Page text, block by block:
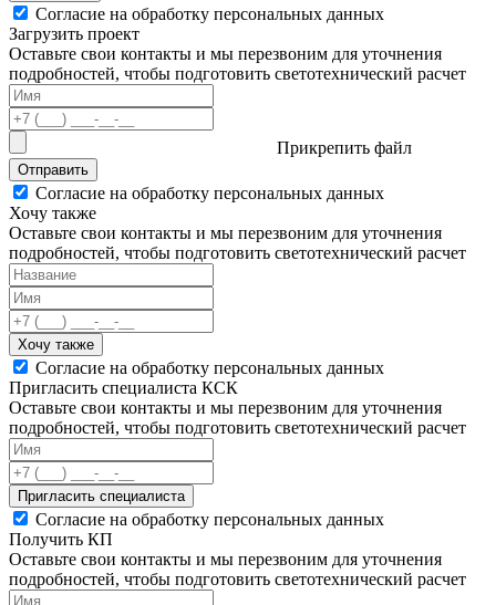
Согласие на обработку персональных данных
Загрузить проект
Оставьте свои контакты и мы перезвоним для уточнения
подробностей, чтобы подготовить светотехнический расчет
Прикрепить файл
Отправить
Согласие на обработку персональных данных
Хочу также
Оставьте свои контакты и мы перезвоним для уточнения
подробностей, чтобы подготовить светотехнический расчет
Хочу также
Согласие на обработку персональных данных
Пригласить специалиста КСК
Оставьте свои контакты и мы перезвоним для уточнения
подробностей, чтобы подготовить светотехнический расчет
Пригласить специалиста
Согласие на обработку персональных данных
Получить КП
Оставьте свои контакты и мы перезвоним для уточнения
подробностей, чтобы подготовить светотехнический расчет